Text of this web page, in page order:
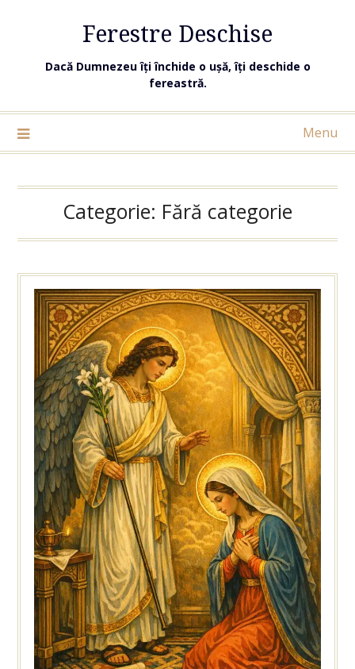
Ferestre Deschise
Dacă Dumnezeu îți închide o ușă, îți deschide o
fereastră.
Menu
Categorie: Fără categorie